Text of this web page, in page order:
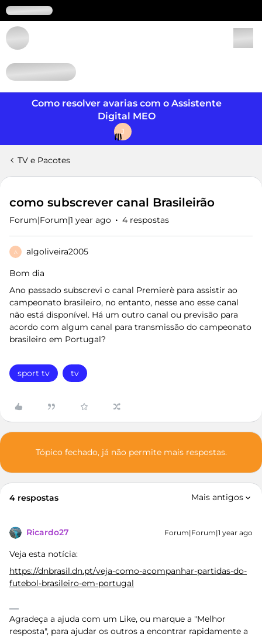
Como resolver avarias com o Assistente
Digital MEO
J
TV e Pacotes
como subscrever canal Brasileirão
Forum|Forum|1 year ago 4 respostas
A algoliveira2005
Bom dia
Ano passado subscrevi o canal Premierè para assistir ao
campeonato brasileiro, no entanto, nesse ano esse canal
não está disponível. Há um outro canal ou previsão para
acordo com algum canal para transmissão do campeonato
brasileiro em Portugal?
sport tv tv
Tópico fechado, já não permite mais respostas.
4 respostas Mais antigos
Ricardo27 Forum|Forum|1 year ago
Veja esta notícia:
https://dnbrasil.dn.pt/veja-como-acompanhar-partidas-do-
futebol-brasileiro-em-portugal
Agradeça a ajuda com um Like, ou marque a "Melhor
resposta", para ajudar os outros a encontrar rapidamente a